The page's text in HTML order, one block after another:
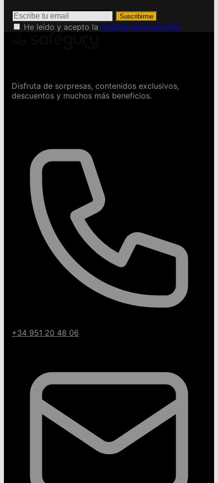
Suscribirme
He leído y acepto la política de privacidad
Disfruta de sorpresas, contenidos exclusivos,
descuentos y muchos más beneficios.
+34 951 20 48 06